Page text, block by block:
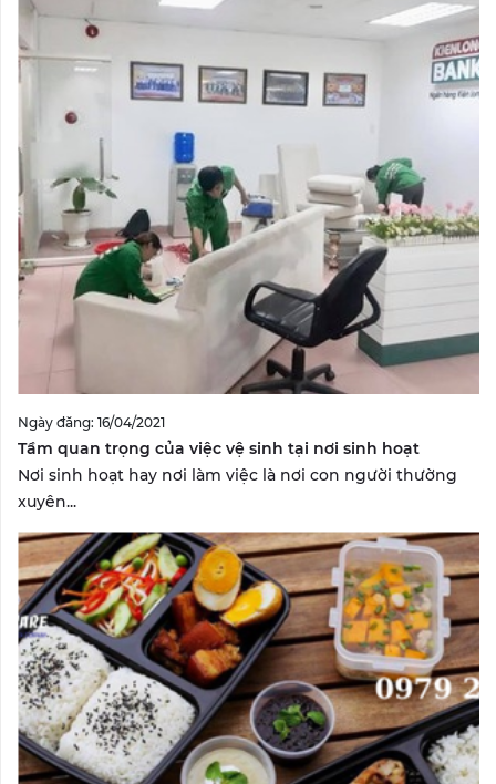
Ngày đăng: 16/04/2021
Tầm quan trọng của việc vệ sinh tại nơi sinh hoạt
Nơi sinh hoạt hay nơi làm việc là nơi con người thường
xuyên...